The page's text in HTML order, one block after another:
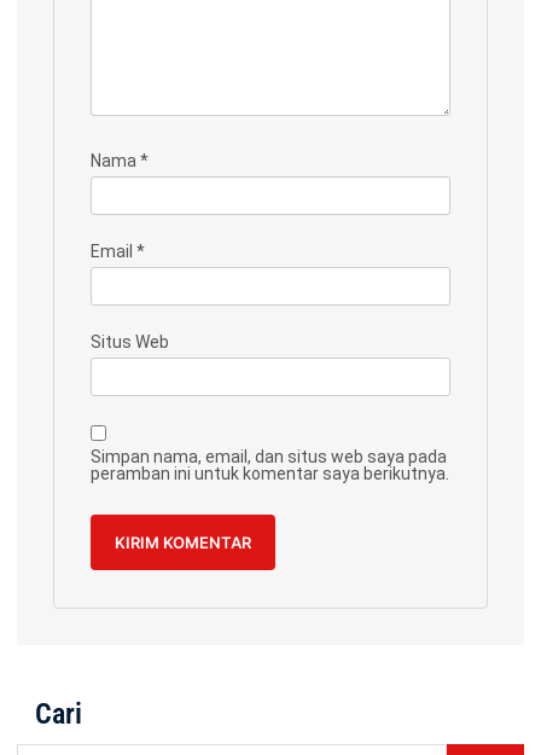
Nama *
Email *
Situs Web
Simpan nama, email, dan situs web saya pada
peramban ini untuk komentar saya berikutnya.
Cari